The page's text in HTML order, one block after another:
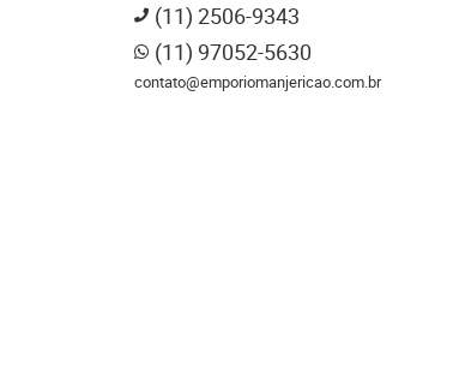
(11) 2506-9343
(11) 97052-5630
contato@emporiomanjericao.com.br